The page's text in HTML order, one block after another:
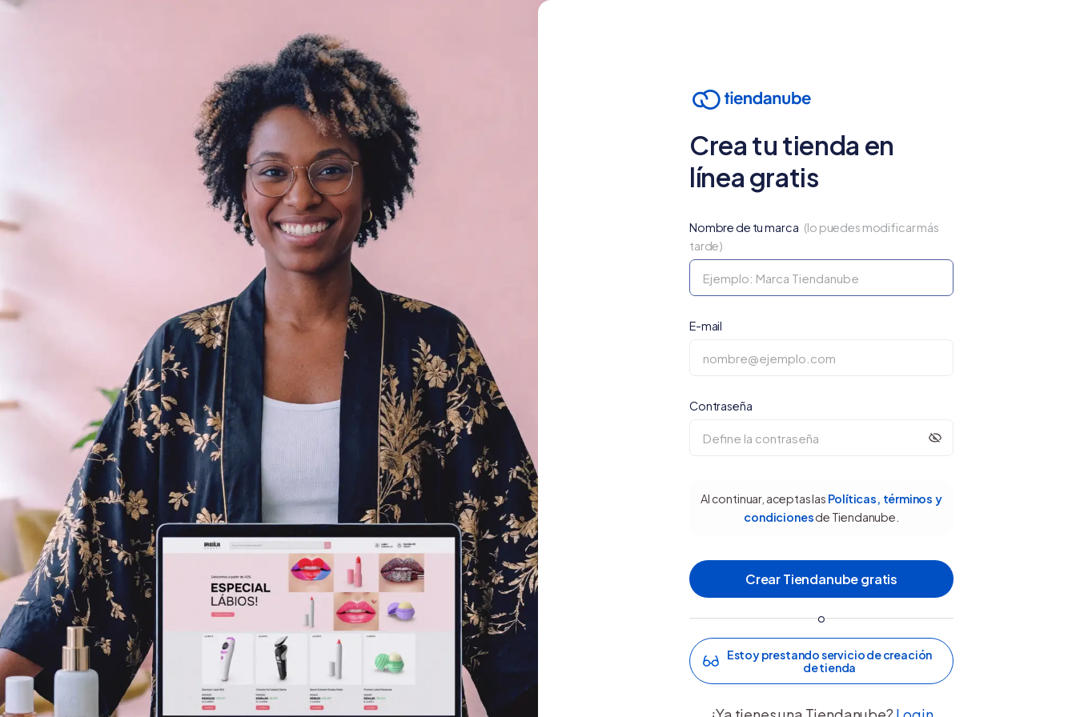
Crea tu tienda en
línea gratis
Nombre de tu marca (lo puedes modificar más
tarde)
E-mail
Contraseña
Al continuar, aceptas las Políticas, términos y
condicionesde Tiendanube.
o
Estoy prestando servicio de creación
de tienda